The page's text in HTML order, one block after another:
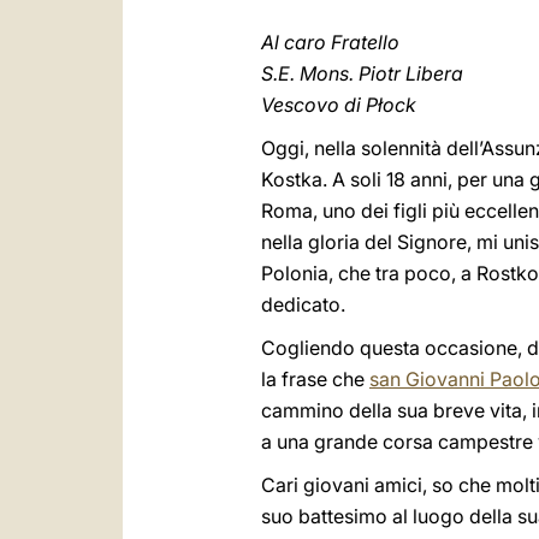
Al caro Fratello
S.E. Mons. Piotr Libera
Vescovo di Płock
Oggi, nella solennità
Kostka. A soli 18 anni, per
Roma, uno dei figli più
nella gloria del Signore, mi
Polonia, che tra poco, a
dedicato.
Cogliendo questa occasione,
la frase che san Giovanni
cammino della sua breve vita,
a una grande corsa
Cari giovani amici, so che
suo battesimo al luogo della